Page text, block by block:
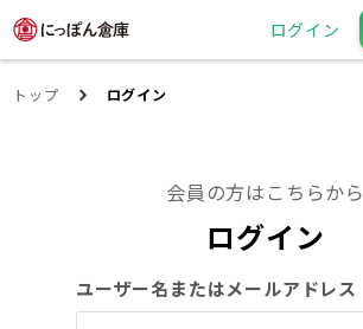
ログイン
トップ ログイン
会員の方はこちらから
ログイン
ユーザー名またはメールアドレス